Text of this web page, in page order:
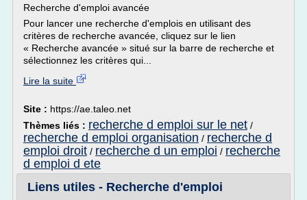
Recherche d'emploi avancée
Pour lancer une recherche d'emplois en utilisant des
critères de recherche avancée, cliquez sur le lien
« Recherche avancée » situé sur la barre de recherche et
sélectionnez les critères qui...
Lire la suite
Site : https://ae.taleo.net
Thèmes liés : recherche d emploi sur le net /
recherche d emploi organisation / recherche d
emploi droit / recherche d un emploi / recherche
d emploi d ete
Liens utiles - Recherche d'emploi